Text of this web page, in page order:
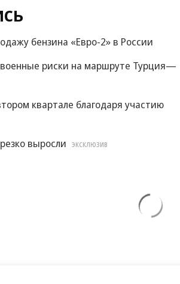
бензина «Евро-2» в России
риски на маршруте Турция—
квартале благодаря участию
выросли ЭКСКЛЮЗИВ